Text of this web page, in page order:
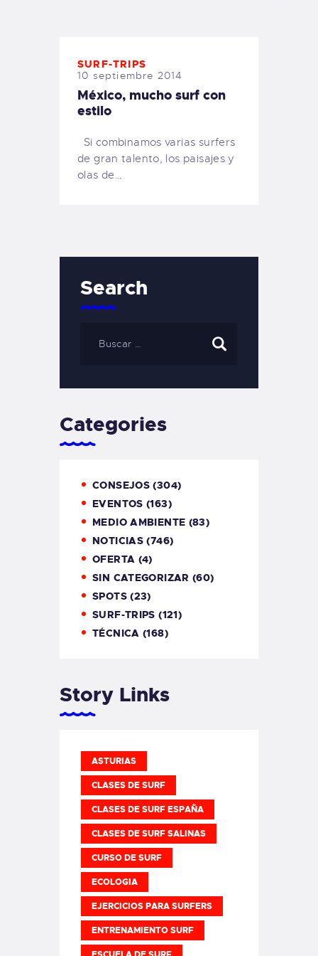
SURF-TRIPS
10 septiembre 2014
México, mucho surf con
estilo
Si combinamos varias surfers
de gran talento, los paisajes y
olas de…
Search
Categories
CONSEJOS (304)
EVENTOS (163)
MEDIO AMBIENTE (83)
NOTICIAS (746)
OFERTA (4)
SIN CATEGORIZAR (60)
SPOTS(23)
SURF-TRIPS (121)
TÉCNICA (168)
Story Links
ASTURIAS
CLASES DE SURF
CLASES DE SURF ESPAÑA
CLASES DE SURF SALINAS
CURSO DE SURF
ECOLOGIA
EJERCICIOS PARA SURFERS
ENTRENAMIENTO SURF